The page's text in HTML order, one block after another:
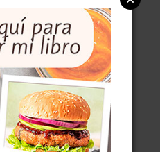
lapolítica de